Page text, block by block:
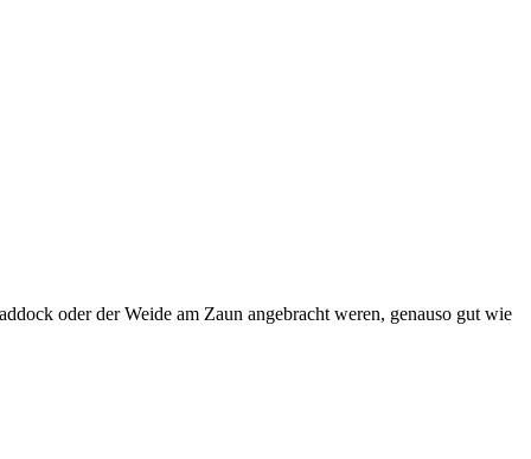
oder der Weide am Zaun angebracht weren, genauso gut wie